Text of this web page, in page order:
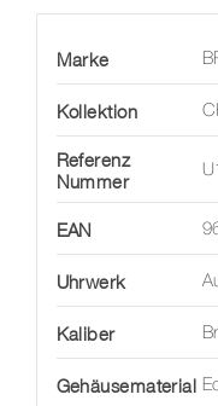
Marke
Kollektion
Referenz
Nummer
EAN
Uhrwerk
Kaliber
Gehäusematerial